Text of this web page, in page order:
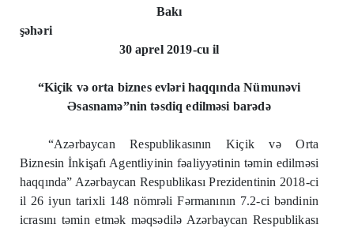
Bakı
şəhəri
30 aprel 2019-cu il
“Kiçik vəorta biznes evləri haqqında Nümunəvi
Əsasnamə”nin təsdiq edilməsi barədə
“Azərbaycan Respublikasının Kiçik vəOrta
Biznesin İnkişafı Agentliyinin fəaliyyətinin təmin edilməsi
haqqında” Azərbaycan Respublikası Prezidentinin 2018-ci
il 26 iyun tarixli 148 nömrəli Fərmanının 7.2-ci bəndinin
icrasını təmin etmək məqsədilə Azərbaycan Respublikası